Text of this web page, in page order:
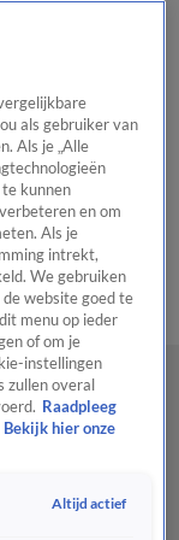
Hart
Tip de
PanelVideo's
als gebruiker van
Als je „Alle
kunnen
en om
Als je
intrekt,
We gebruiken
website goed te
menu op ieder
of om je
instellingen
zullen overal
Raadpleeg
Bekijk hier onze
Altijd actief